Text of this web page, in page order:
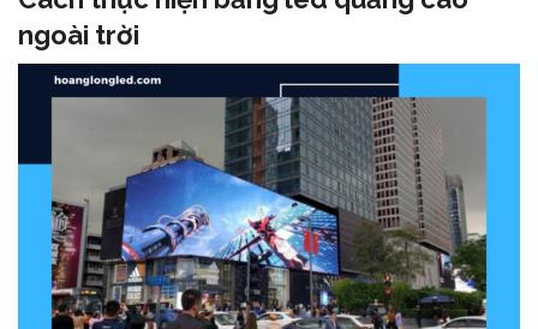
ngoài trời